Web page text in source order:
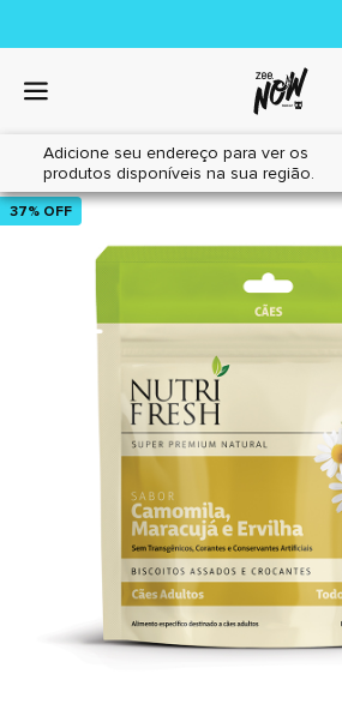
Adicione seu endereço para ver os
produtos disponíveis na sua região.
Home|Cães|Petiscos
37% OFF